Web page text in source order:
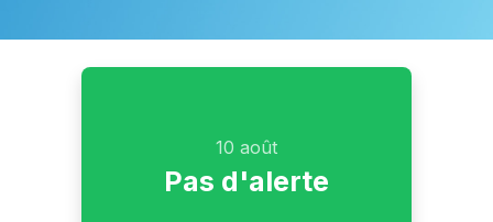
10 août
Pas d'alerte